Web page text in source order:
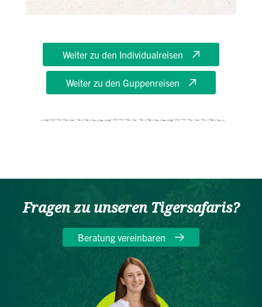
Weiter zu den Individualreisen
Weiter zu den Guppenreisen
Fragen zu unseren Tigersafaris?
Beratung vereinbaren